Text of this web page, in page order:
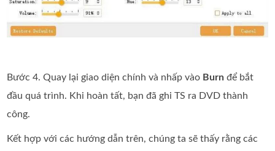
Bước 4. Quay lại giao diện chính và nhấp vào Burn để bắt
đầu quá trình. Khi hoàn tất, bạn đã ghi TS ra DVD thành
công.
Kết hợp với các hướng dẫn trên, chúng ta sẽ thấy rằng các